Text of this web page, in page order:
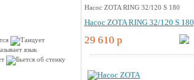
Насос ZOTA RING 32/120 S 180
Насос ZOTA RING 32/120 S 180
29 610 p